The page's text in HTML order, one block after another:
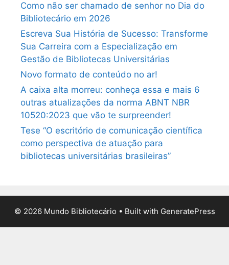
Como não ser chamado de senhor no Dia do
Bibliotecário em 2026
Escreva Sua História de Sucesso: Transforme
Sua Carreira com a Especialização em
Gestão de Bibliotecas Universitárias
Novo formato de conteúdo no ar!
A caixa alta morreu: conheça essa e mais 6
outras atualizações da norma ABNT NBR
10520:2023 que vão te surpreender!
Tese “O escritório de comunicação científica
como perspectiva de atuação para
bibliotecas universitárias brasileiras”
© 2026 Mundo Bibliotecário • Built with GeneratePress